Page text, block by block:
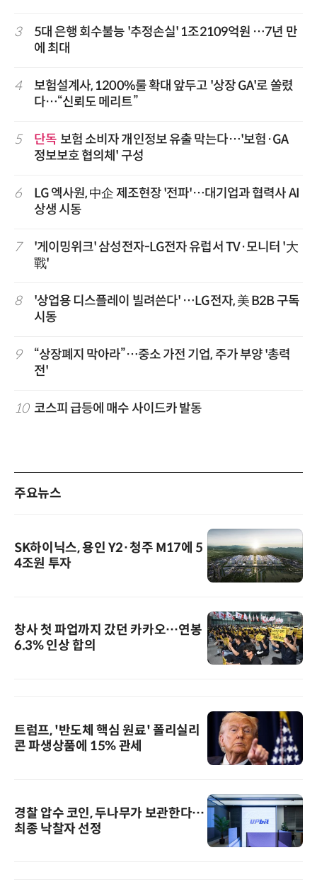
3
5대 은행 회수불능 '추정손실' 1조2109억원 …7년 만
에 최대
4
보험설계사, 1200%룰 확대 앞두고 '상장 GA'로 쏠렸
다…“신뢰도 메리트”
5 단독 보험 소비자 개인정보 유출 막는다…'보험·GA
정보보호 협의체' 구성
6
LG 엑사원, 中企 제조현장 '전파'…대기업과 협력사 AI
상생 시동
7
'게이밍위크' 삼성전자-LG전자 유럽서 TV·모니터 '大
戰'
8
'상업용 디스플레이 빌려쓴다' …LG전자, 美 B2B 구독
시동
9
“상장폐지 막아라”…중소 가전 기업, 주가 부양 '총력
전'
10 코스피 급등에 매수 사이드카 발동
주요뉴스
SK하이닉스, 용인 Y2·청주 M17에 5
4조원 투자
창사 첫 파업까지 갔던 카카오…연봉
6.3% 인상 합의
트럼프, '반도체 핵심 원료' 폴리실리
콘 파생상품에 15% 관세
경찰 압수 코인, 두나무가 보관한다…
최종 낙찰자 선정